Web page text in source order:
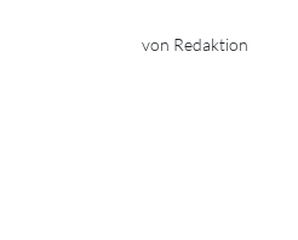
von Redaktion